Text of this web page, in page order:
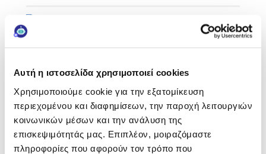
Αυτή η ιστοσελίδα χρησιμοποιεί cookies
Χρησιμοποιούμε cookie για την εξατομίκευση
περιεχομένου και διαφημίσεων, την παροχή λειτουργιών
κοινωνικών μέσων και την ανάλυση της
επισκεψιμότητάς μας. Επιπλέον, μοιραζόμαστε
πληροφορίες που αφορούν τον τρόπο που